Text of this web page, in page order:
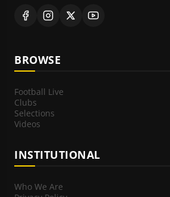
BROWSE
Football Live
Clubs
Selections
Videos
INSTITUTIONAL
Who We Are